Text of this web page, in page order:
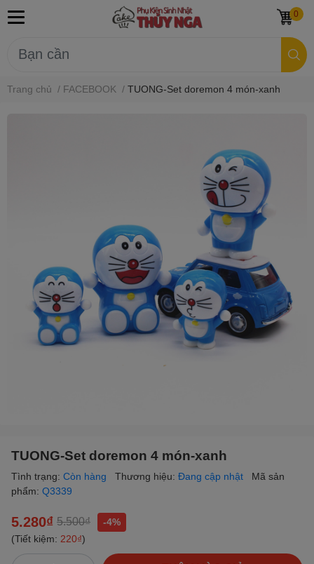
0
Trang chủ / FACEBOOK / TUONG-Set doremon 4 món-xanh
TUONG-Set doremon 4 món-xanh
Tình trạng: Còn hàng Thương hiệu: Đang cập nhật
Mã sản
phẩm: Q3339
5.280₫ 5.500₫
-4%
(Tiết kiệm: 220₫)